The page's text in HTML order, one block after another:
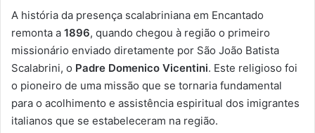
A história da presença scalabriniana em Encantado
remonta a 1896, quando chegou à região o primeiro
missionário enviado diretamente por São João Batista
Scalabrini, o Padre Domenico Vicentini. Este religioso foi
o pioneiro de uma missão que se tornaria fundamental
para o acolhimento e assistência espiritual dos imigrantes
italianos que se estabeleceram na região.